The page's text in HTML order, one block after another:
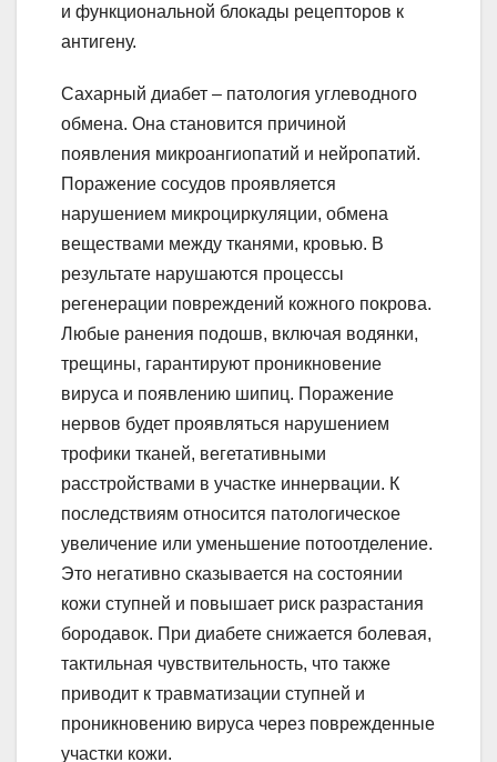
и функциональной блокады рецепторов к
антигену.
Сахарный диабет – патология углеводного
обмена. Она становится причиной
появления микроангиопатий и нейропатий.
Поражение сосудов проявляется
нарушением микроциркуляции, обмена
веществами между тканями, кровью. В
результате нарушаются процессы
регенерации повреждений кожного покрова.
Любые ранения подошв, включая водянки,
трещины, гарантируют проникновение
вируса и появлению шипиц. Поражение
нервов будет проявляться нарушением
трофики тканей, вегетативными
расстройствами в участке иннервации. К
последствиям относится патологическое
увеличение или уменьшение потоотделение.
Это негативно сказывается на состоянии
кожи ступней и повышает риск разрастания
бородавок. При диабете снижается болевая,
тактильная чувствительность, что также
приводит к травматизации ступней и
проникновению вируса через поврежденные
участки кожи.